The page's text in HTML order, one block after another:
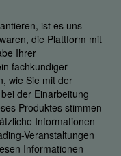
ist es uns
die Plattform mit
Ihrer
fachkundiger
wie Sie mit der
der Einarbeitung
Produktes stimmen
Informationen
Veranstaltungen
Informationen